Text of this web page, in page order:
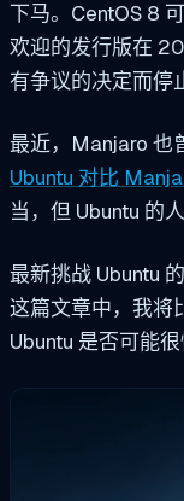
下马。CentOS 8
欢迎的发行版在
有争议的决定而停
最近，Manjaro 也
Ubuntu 对比
当，但 Ubuntu 的
最新挑战 Ubuntu
这篇文章中，我将
Ubuntu 是否可能很